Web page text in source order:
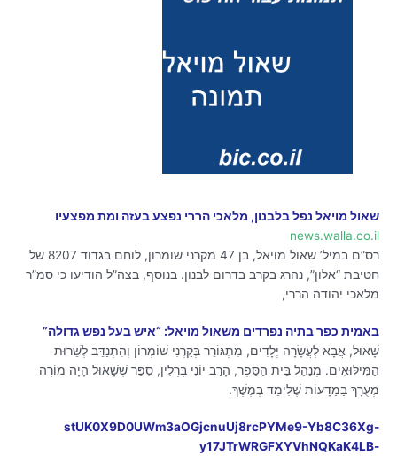
שאול מויאל נפל בלבנון, מלאכי הררי נפצע בעזה ומת מפצעיו
news.walla.co.il
רס”ם במיל’ שאול מויאל, בן 47 מקרני שומרון, לוחם בגדוד 8207 של
חטיבת “אלון”, נהרג בקרב בדרום לבנון. בנוסף, בצה”ל הודיעו כי סמ”ר
מלאכי יהודה הררי,
באמית כפר בתיה נפרדים משאול מויאל: “איש בעל נפש גדולה”
שָׁאוּל, אֲבָא לְעֲשָׂרָה יְלָדִים, מִתְגּוֹרֵר בְּקַרְנִי שׁוֹמְרוֹן וְהִתְנַדֵּב לְשֵׁרוּת
הַמִּילּוּאִים. מְנַהֵל בֵּית הַסֵּפֶר, הָרַב יוֹנִי בֶּרְלִין, סִפֵּר שֶׁשָׁאוּל הָיָה מוֹרֶה
מְעֻרָךְ בַּמַּדָּעוֹת שֶׁלִּימֵּד בְּמֶשֶׁךְ.
stUK0X9D0UWm3aOGjcnuUj8rcPYMe9-Yb8C36Xg-
y17JTrWRGFXYVhNQKaK4LB-